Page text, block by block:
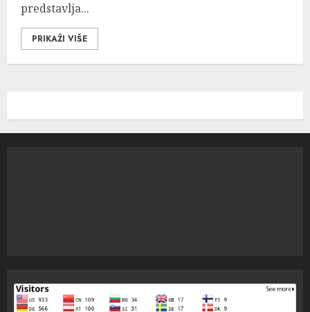
predstavlja...
PRIKAŽI VIŠE